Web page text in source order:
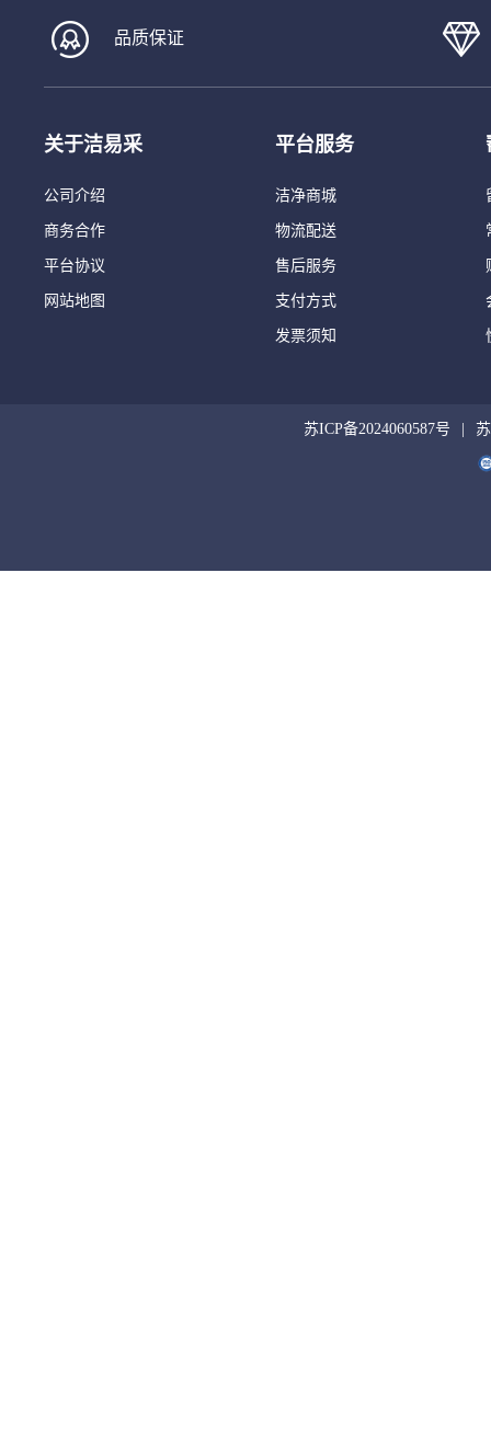
品质保证
关于洁易采
公司介绍
商务合作
平台协议
网站地图
平台服务
洁净商城
物流配送
售后服务
支付方式
发票须知
苏ICP备2024060587号